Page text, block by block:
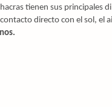
tienen sus principales
directo con el sol, el